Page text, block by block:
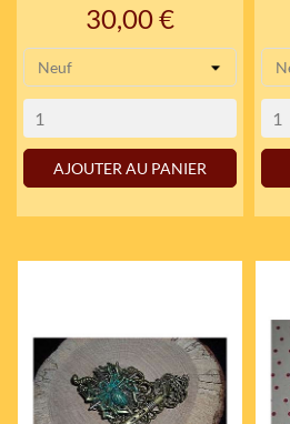
Prix
30,00 €
AJOUTER AU PANIER